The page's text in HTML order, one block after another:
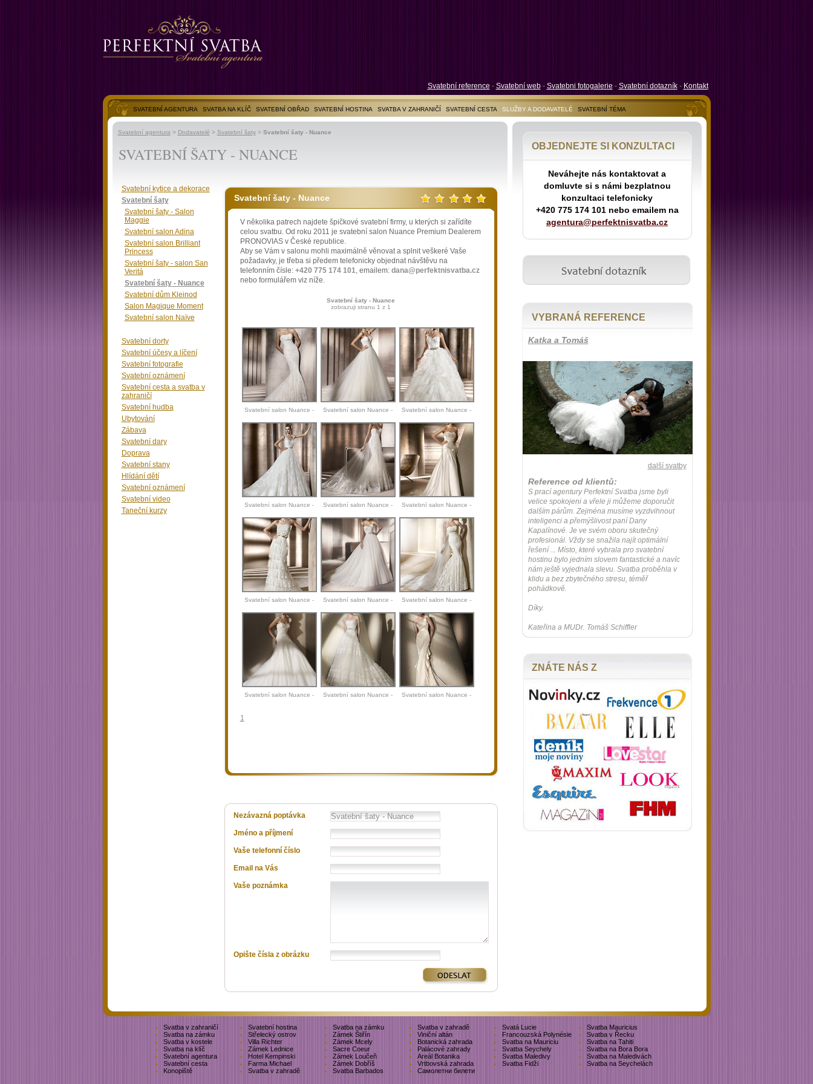
Svatební reference - Svatební web- Svatebni fotogalerie - Svatební dotazník- Kontakt
SVATEBNÍ AGENTURA SVATBA NA KLÍČ SVATEBNÍ OBŘAD SVATEBNÍ HOSTINA SVATBA V ZAHRANIČÍ SVATEBNÍ CESTA SLUŽBY A DODAVATELÉ
SVATEBNÍ TÉMA
SVATEBNÍ FOTOGALERIE
Svatební agentura > Dodavatelé > Svatební šaty> Svatební šaty - Nuance
SVATEBNÍ ŠATY - NUANCE
Svatební šaty - Nuance
V několika patrech najdete špičkové svatební firmy, u kterých si zařídíte
celou svatbu. Od roku 2011 je svatební salon Nuance Premium Dealerem
PRONOVIAS v České republice.
Aby se Vám v salonu mohli maximálně věnovat a splnit veškeré Vaše
požadavky, je třeba si předem telefonicky objednat návštěvu na
telefonním čísle:+420 775 174 101, emailem: dana@perfektnisvatba.cz
nebo formulářem viz níže.
Svatební šaty - Nuance
zobrazuji stranu 1 z 1
Svatební salon Nuance -
Svatební salon Nuance -
Svatební salon Nuance -
Svatební salon Nuance -
Svatební salon Nuance -
Svatební salon Nuance -
Svatební salon Nuance -
Svatební salon Nuance -
Svatební salon Nuance -
Svatební salon Nuance -
Svatební salon Nuance -
Svatební salon Nuance -
1
Nezávazná poptávka
Jméno a příjmení
Vaše telefonní číslo
Email na Vás
Vaše poznámka
Opište čísla z obrázku
Svatební kytice a dekorace
Svatební šaty
Svatební šaty - Salon
Maggie
Svatební salon Adina
Svatební salon Brilliant
Princess
Svatební šaty - salon San
Veritá
Svatební šaty - Nuance
Svatební dům Kleinod
Salon Magique Moment
Svatební salon Naïve
Svatební dorty
Svatební účesy a líčení
Svatební fotografie
Svatební oznámení
Svatební cesta a svatba v
zahraničí
Svatební hudba
Ubytování
Zábava
Svatební dary
Doprava
Svatební stany
Hlídání dětí
Svatební oznámení
Svatební video
Taneční kurzy
OBJEDNEJTE SI KONZULTACI
Neváhejte nás kontaktovat a
domluvte si s námi bezplatnou
konzultaci telefonicky
+420 775 174 101 nebo emailem na
agentura@perfektnisvatba.cz
VYBRANÁ REFERENCE
Katka a Tomáš
další svatby
Reference od klientů:
S prací agentury Perfektní Svatba jsme byli
velice spokojeni a vřele ji můžeme doporučit
dalším párům. Zejména musíme vyzdvihnout
inteligenci a přemýšlivost paní Dany
Kapalínové. Je ve svém oboru skutečný
profesionál. Vždy se snažila najít optimální
řešení ... Místo, které vybrala pro svatební
hostinu bylo jedním slovem fantastické a navíc
nám ještě vyjednala slevu. Svatba proběhla v
klidu a bez zbytečného stresu, téměř
pohádkově.
Díky.
Kateřina a MUDr. Tomáš Schiffler
ZNÁTE NÁS Z
Svatba v zahraničí Svatební hostina Svatba na zámku Svatba v zahradě Svatá Lucie
Svatba Mauricius
Svatba na zámku
Střelecký ostrov Zámek Štiřín Viniční altán Francouzská Polynésie
Svatba v Řecku
Svatba v kostele
Villa Richter Zámek Mcely Botanická zahrada Svatba na Mauriciu
Svatba na Tahiti
Svatba na klíč
Zámek Lednice Sacre Coeur Palácové zahrady Svatba Seychely
Svatba na Bora Bora
Svatební agentura
Hotel Kempinski Zámek Loučeň Areál Botanika Svatba Maledivy
Svatba na Maledivách
Svatební cesta
Farma Michael Zámek Dobříš Vrtbovská zahrada Svatba Fidži
Svatba na Seychelách
Konopiště
Svatba v zahradě Svatba Barbados Самолетни билети